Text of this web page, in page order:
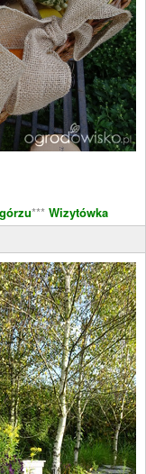
*** Wizytówka